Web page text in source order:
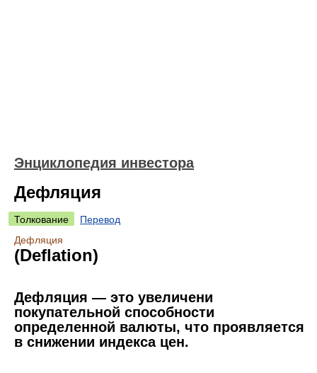
Энциклопедия инвестора
Дефляция
Толкование
Перевод
Дефляция
(Deflation)
Дефляция — это увеличени
покупательной способности
определенной валюты, что проявляется
в снижении индекса цен.